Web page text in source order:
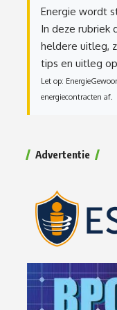
Energie wordt
In deze rubriek
heldere uitleg,
tips en uitleg
Let op:
energiecontracten af.
Advertentie